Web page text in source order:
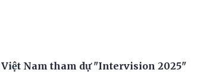
Việt Nam tham dự "Intervision 2025"